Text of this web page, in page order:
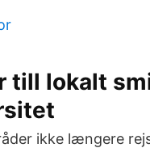
till lokalt
ikke længere